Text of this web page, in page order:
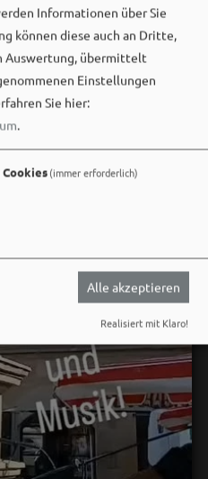
Informationen über Sie
können diese auch an Dritte,
Auswertung, übermittelt
Einstellungen
Sie hier:
.
(immer erforderlich)
Alle akzeptieren
Realisiert mit Klaro!